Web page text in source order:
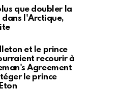
que doubler la
dans l'Arctique,
et le prince
recourir à
Agreement
le prince